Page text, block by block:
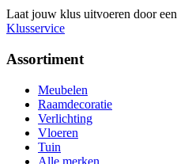
Laat jouw klus uitvoeren door
Klusservice
Assortiment
Meubelen
Raamdecoratie
Verlichting
Vloeren
Tuin
Alle merken